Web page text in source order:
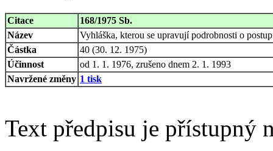
Citace
168/1975 Sb.
Název
Vyhláška, kterou se upravují podrobnosti o
Částka
40 (30. 12. 1975)
Účinnost
od 1. 1. 1976, zrušeno dnem 2. 1. 1993
Navržené změny 1 tisk
Text předpisu je přístupný